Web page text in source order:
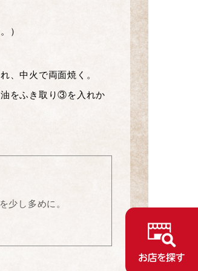
）
、中火で両面焼く。
をふき取り③を入れか
少し多めに。